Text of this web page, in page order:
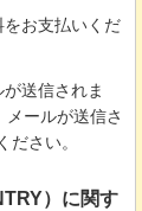
をお支払いくだ
送信されま
ールが送信さ
さい。
）に関す